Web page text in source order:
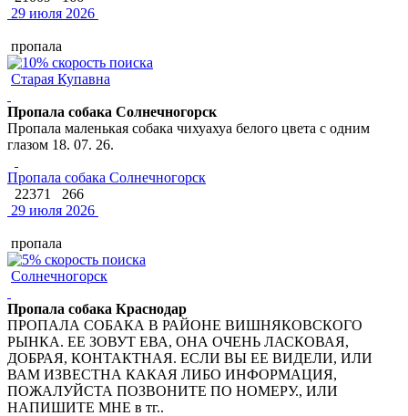
29 июля 2026
пропала
Старая Купавна
Пропала собака Солнечногорск
Пропала маленькая собака чихуахуа белого цвета с одним
глазом 18. 07. 26.
Пропала собака Солнечногорск
22371
266
29 июля 2026
пропала
Солнечногорск
Пропала собака Краснодар
ПРОПАЛА СОБАКА В РАЙОНЕ ВИШНЯКОВСКОГО
РЫНКА. ЕЕ ЗОВУТ ЕВА, ОНА ОЧЕНЬ ЛАСКОВАЯ,
ДОБРАЯ, КОНТАКТНАЯ. ЕСЛИ ВЫ ЕЕ ВИДЕЛИ, ИЛИ
ВАМ ИЗВЕСТНА КАКАЯ ЛИБО ИНФОРМАЦИЯ,
ПОЖАЛУЙСТА ПОЗВОНИТЕ ПО НОМЕРУ., ИЛИ
НАПИШИТЕ MHE в тг..